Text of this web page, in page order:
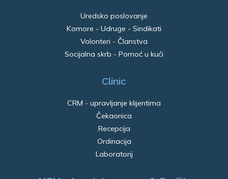
Uredsko poslovanje
Komore - Udruge - Sindikati
Volonteri - Članstva
Socijalna skrb - Pomoć u kući
Clinic
CRM - upravljanje klijentima
Čekaonica
Recepcija
Ordinacija
Laboratorij